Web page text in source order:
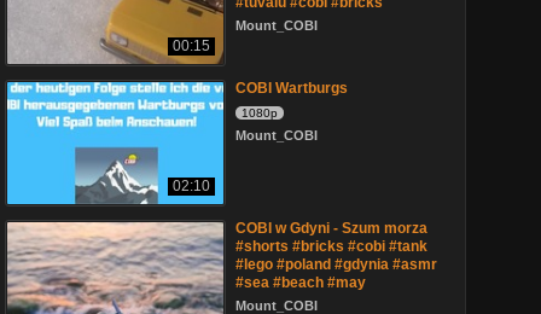
00:15
Mount_COBI
02:10
COBI Wartburgs
1080p
Mount_COBI
COBI w Gdyni - Szum morza
#shorts #bricks #cobi #tank
#lego #poland #gdynia #asmr
#sea #beach #may
Mount_COBI